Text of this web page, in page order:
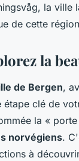
la ville
de cette
la
de Bergen,
étape clé de
la «
norvégiens.
à